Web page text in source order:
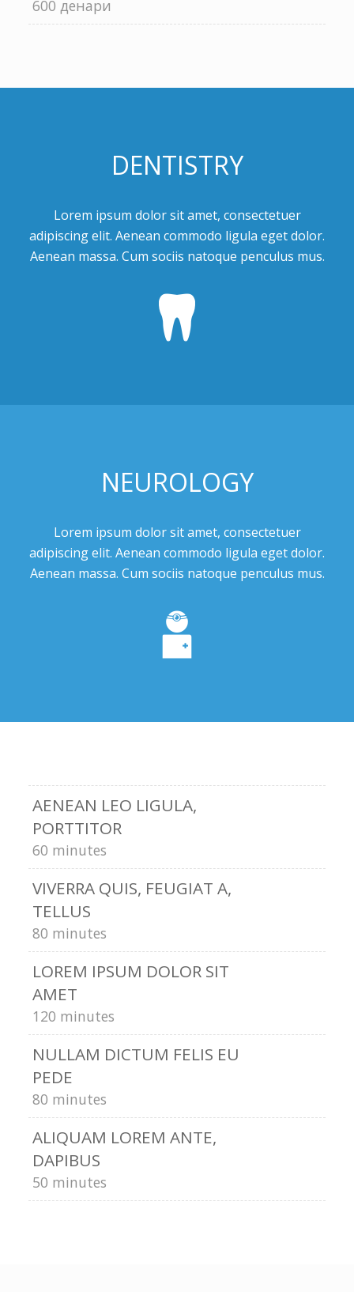
600 денари
DENTISTRY
Lorem ipsum dolor sit amet, consectetuer
adipiscing elit. Aenean commodo ligula eget dolor.
Aenean massa. Cum sociis natoque penculus mus.
NEUROLOGY
Lorem ipsum dolor sit amet, consectetuer
adipiscing elit. Aenean commodo ligula eget dolor.
Aenean massa. Cum sociis natoque penculus mus.
AENEAN LEO LIGULA,
PORTTITOR
60 minutes
VIVERRA QUIS, FEUGIAT A,
TELLUS
80 minutes
LOREM IPSUM DOLOR SIT
AMET
120 minutes
NULLAM DICTUM FELIS EU
PEDE
80 minutes
ALIQUAM LOREM ANTE,
DAPIBUS
50 minutes